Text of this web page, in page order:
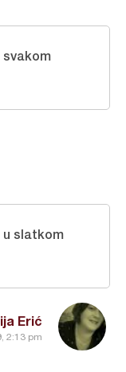
svakom
Erić
2:13 pm
u slatkom